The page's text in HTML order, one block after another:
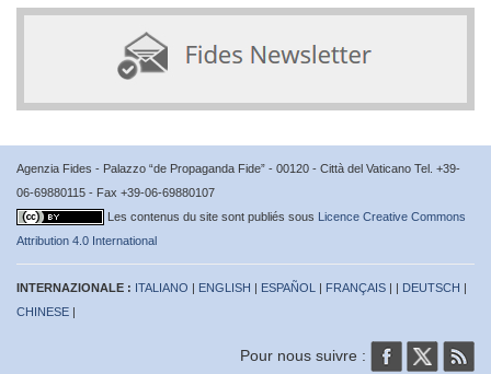
Agenzia Fides - Palazzo “de Propaganda Fide” - 00120 - Città del Vaticano Tel. +39-
06-69880115 - Fax +39-06-69880107
Les contenus du site sont publiés sous Licence Creative Commons
Attribution 4.0 International
INTERNAZIONALE : ITALIANO | ENGLISH | ESPAÑOL | FRANÇAIS | | DEUTSCH |
CHINESE |
Pour nous suivre :